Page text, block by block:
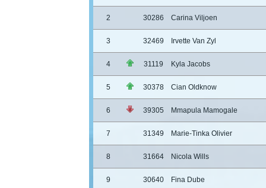
2 30286 Carina Viljoen
3 32469 Irvette Van Zyl
4 31119 Kyla Jacobs
5 30378 Cian Oldknow
6 39305 Mmapula Mamogale
7 31349 Marie-Tinka Olivier
8 31664 Nicola Wills
9 30640 Fina Dube